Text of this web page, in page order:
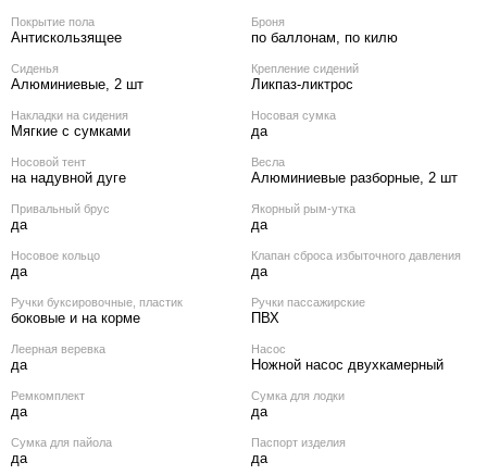
Покрытие пола
Антискользящее
Броня
по баллонам, по килю
Сиденья
Алюминиевые, 2 шт
Крепление сидений
Ликпаз-ликтрос
Накладки на сидения
Мягкие с сумками
Носовая сумка
да
Носовой тент
на надувной дуге
Весла
Алюминиевые разборные, 2 шт
Привальный брус
да
Якорный рым-утка
да
Носовое кольцо
да
Клапан сброса избыточного давления
да
Ручки буксировочные, пластик
боковые и на корме
Ручки пассажирские
ПВХ
Леерная веревка
да
Насос
Ножной насос двухкамерный
Ремкомплект
да
Сумка для лодки
да
Сумка для пайола
да
Паспорт изделия
да